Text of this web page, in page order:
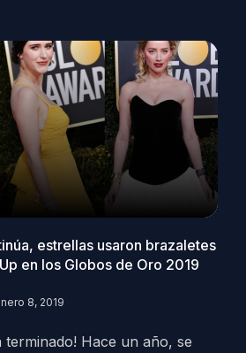
estrellas usaron brazaletes
en los Globos de Oro 2019
8, 2019
terminado! Hace un año, se